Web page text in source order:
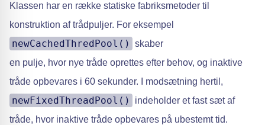
Klassen har en række statiske fabriksmetoder til
konstruktion af trådpuljer. For eksempel
newCachedThredPool()
skaber
en pulje, hvor nye tråde oprettes efter behov, og inaktive
tråde opbevares i 60 sekunder. I modsætning hertil,
newFixedThreadPool()
indeholder et fast sæt af
tråde, hvor inaktive tråde opbevares på ubestemt tid.